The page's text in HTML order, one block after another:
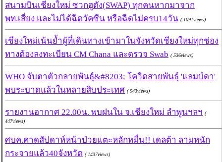
สนามบินเชียงใหม่ ซวกฮูดัง(SWAP) ทุกคนหากมาจาก
พท.เสี่ยง และไม่ได้ฉีดวัคซีน หรือฉีดไม่ครบ14วัน ( 1091views)
เชียงใหม่เน้นย้ำผู้ที่เดินทางเข้ามาในจังหวัดเชียงใหม่ทุกช่อง
ทางต้องลงทะเบียน CM Chana และตรวจ Swab ( 536views)
WHO จับตาตัวกลายพันธุ์&#8203; โควิดสายพันธุ์ 'แลมบ์ดา'
พบระบาดแล้วในหลายสิบประเทศ ( 943views)
รายงานอากาศ 22.00น. พบฝนใน จ.เชียงใหม่ ลำพูนฯลฯ (
447views)
ศบค.คาดสัปดาห์หน้าป่วยแตะหลักหมื่น!! เดลต้า ลามหนัก
กระจายแล้ว40จังหวัด ( 1437views)